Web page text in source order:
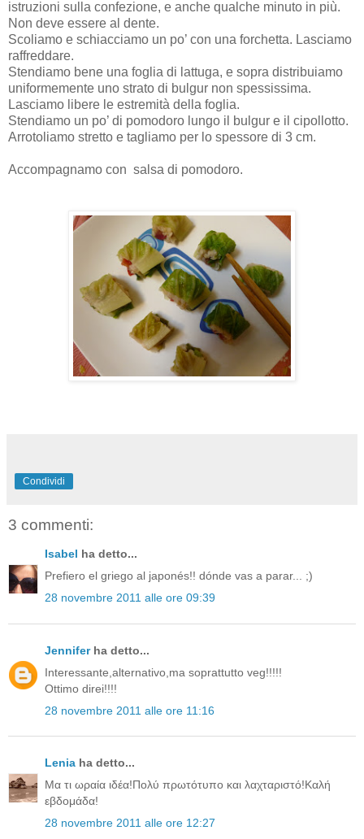
istruzioni sulla confezione, e anche qualche minuto in più.
Non deve essere al dente.
Scoliamo e schiacciamo un po’ con una forchetta. Lasciamo
raffreddare.
Stendiamo bene una foglia di lattuga, e sopra distribuiamo
uniformemente uno strato di bulgur non spessissima.
Lasciamo libere le estremità della foglia.
Stendiamo un po’ di pomodoro lungo il bulgur e il cipollotto.
Arrotoliamo stretto e tagliamo per lo spessore di 3 cm.
Accompagnamo con salsa di pomodoro.
Condividi
3 commenti:
Isabel ha detto...
Prefiero el griego al japonés!! dónde vas a parar... ;)
28 novembre 2011 alle ore 09:39
Jenniferha detto...
Interessante,alternativo,ma soprattutto veg!!!!!
Ottimo direi!!!!
28 novembre 2011 alle ore 11:16
Lenia ha detto...
Μα τι ωραία ιδέα!Πολύ πρωτότυπο και λαχταριστό!Καλή
εβδομάδα!
28 novembre 2011 alle ore 12:27